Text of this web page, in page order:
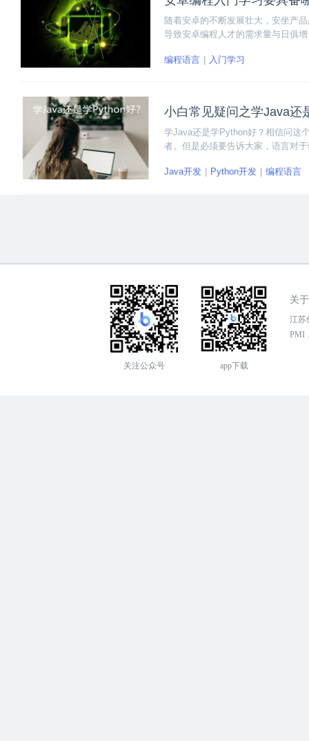
随着安卓的不断发展壮大，安坐产
导致安卓编程人才的需求量与日俱
编程语言
入门学习
小白常见疑问之学Java还
学Java还是学Python好？相信问这
者。但是必须要告诉大家，语言对
用领域、就业机会、发展前景等方
Java开发 Python开发 编程语言
关注公众号 app下载
关
江苏
PMI